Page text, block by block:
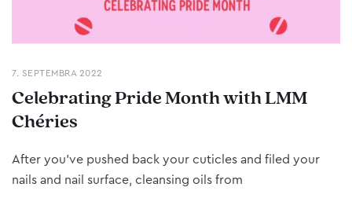
7. SEPTEMBRA 2022
Celebrating Pride Month with LMM
Chéries
After you’ve pushed back your cuticles and filed your
nails and nail surface, cleansing oils from